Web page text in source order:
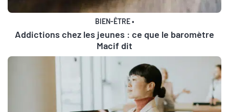
BIEN-ÊTRE•
Addictions chez les jeunes : ce que le baromètre
Macif dit